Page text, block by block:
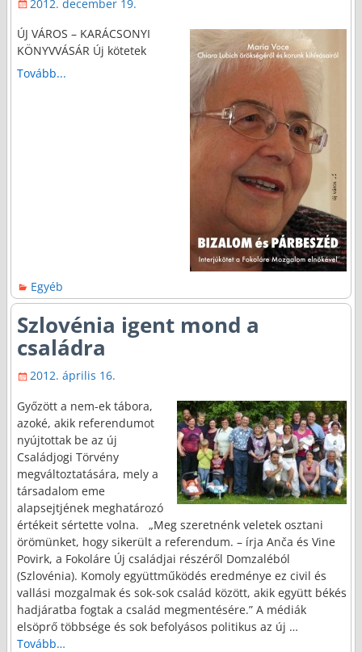
2012. december 19.
ÚJ VÁROS – KARÁCSONYI
KÖNYVVÁSÁR Új kötetek
Tovább...
Egyéb
Szlovénia igent mond a
családra
2012. április 16.
Győzött a nem-ek tábora,
azoké, akik referendumot
nyújtottak be az új
Családjogi Törvény
megváltoztatására, mely a
társadalom eme
alapsejtjének meghatározó
értékeit sértette volna. „Meg szeretnénk veletek osztani
örömünket, hogy sikerült a referendum. – írja Anča és Vine
Povirk, a Fokoláre Új családjai részéről Domzaléból
(Szlovénia). Komoly együttműködés eredménye ez civil és
vallási mozgalmak és sok-sok család között, akik együtt békés
hadjáratba fogtak a család megmentésére.” A médiák
elsöprő többsége és sok befolyásos politikus az új …
Tovább…